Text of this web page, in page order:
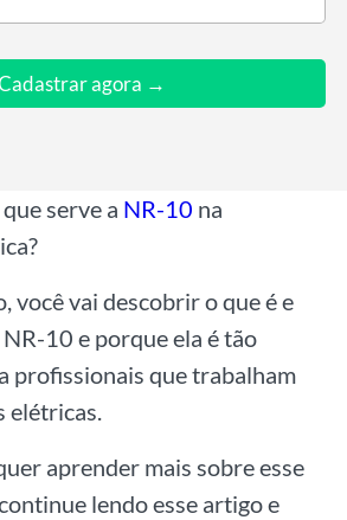
agora →
serve a NR-10 na
você vai descobrir o que é e
10 e porque ela é tão
profissionais que trabalham
elétricas.
aprender mais sobre esse
lendo esse artigo e